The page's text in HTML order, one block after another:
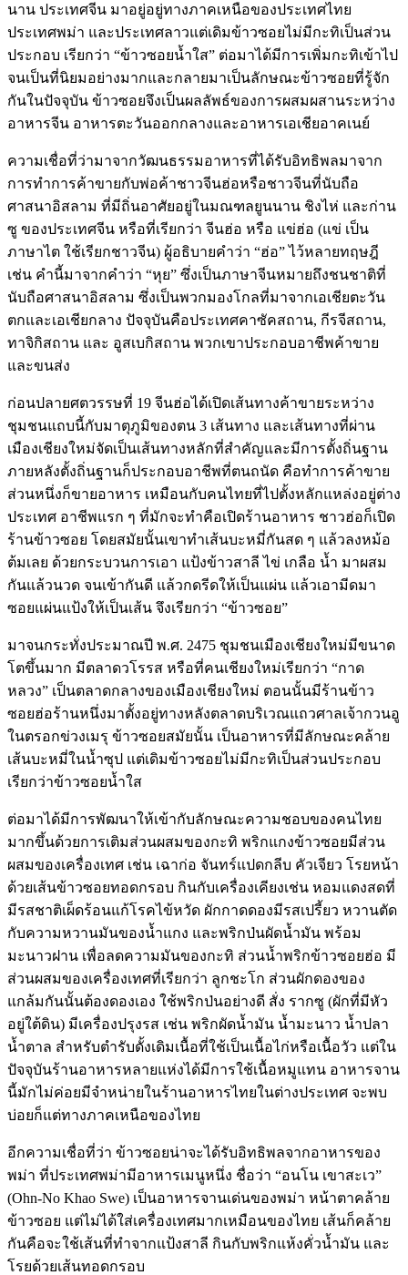
นาน ประเทศจีน มาอยู่อยู่ทางภาคเหนือของประเทศไทย
ประเทศพม่า และประเทศลาวแต่เดิมข้าวซอยไม่มีกะทิเป็นส่วน
ประกอบ เรียกว่า “ข้าวซอยน้ำใส” ต่อมาได้มีการเพิ่มกะทิเข้าไป
จนเป็นที่นิยมอย่างมากและกลายมาเป็นลักษณะข้าวซอยที่รู้จัก
กันในปัจจุบัน ข้าวซอยจึงเป็นผลลัพธ์ของการผสมผสานระหว่าง
อาหารจีน อาหารตะวันออกกลางและอาหารเอเชียอาคเนย์
ความเชื่อที่ว่ามาจากวัฒนธรรมอาหารที่ได้รับอิทธิพลมาจาก
การทำการค้าขายกับพ่อค้าชาวจีนฮ่อหรือชาวจีนที่นับถือ
ศาสนาอิสลาม ที่มีถิ่นอาศัยอยู่ในมณฑลยูนนาน ชิงไห่ และก่าน
ซู ของประเทศจีน หรือที่เรียกว่า จีนฮ่อ หรือ แข่ฮ่อ (แข่ เป็น
ภาษาไต ใช้เรียกชาวจีน) ผู้อธิบายคำว่า “ฮ่อ” ไว้หลายทฤษฎี
เช่น คำนี้มาจากคำว่า “หุย” ซึ่งเป็นภาษาจีนหมายถึงชนชาติที่
นับถือศาสนาอิสลาม ซึ่งเป็นพวกมองโกลที่มาจากเอเชียตะวัน
ตกและเอเชียกลาง ปัจจุบันคือประเทศคาซัคสถาน, กีรจีสถาน,
ทาจิกิสถาน และ อูสเบกิสถาน พวกเขาประกอบอาชีพค้าขาย
และขนส่ง
ก่อนปลายศตวรรษที่ 19 จีนฮ่อได้เปิดเส้นทางค้าขายระหว่าง
ชุมชนแถบนี้กับมาตุภูมิของตน 3 เส้นทาง และเส้นทางที่ผ่าน
เมืองเชียงใหม่จัดเป็นเส้นทางหลักที่สำคัญและมีการตั้งถิ่นฐาน
ภายหลังตั้งถิ่นฐานก็ประกอบอาชีพที่ตนถนัด คือทำการค้าขาย
ส่วนหนึ่งก็ขายอาหาร เหมือนกับคนไทยที่ไปตั้งหลักแหล่งอยู่ต่าง
ประเทศ อาชีพแรก ๆ ที่มักจะทำคือเปิดร้านอาหาร ชาวฮ่อก็เปิด
ร้านข้าวซอย โดยสมัยนั้นเขาทำเส้นบะหมี่กันสด ๆ แล้วลงหม้อ
ต้มเลย ด้วยกระบวนการเอา แป้งข้าวสาลี ไข่ เกลือ น้ำ มาผสม
กันแล้วนวด จนเข้ากันดี แล้วกดรีดให้เป็นแผ่น แล้วเอามีดมา
ซอยแผ่นแป้งให้เป็นเส้น จึงเรียกว่า “ข้าวซอย”
มาจนกระทั่งประมาณปี พ.ศ. 2475 ชุมชนเมืองเชียงใหม่มีขนาด
โตขึ้นมาก มีตลาดวโรรส หรือที่คนเชียงใหม่เรียกว่า “กาด
หลวง” เป็นตลาดกลางของเมืองเชียงใหม่ ตอนนั้นมีร้านข้าว
ซอยฮ่อร้านหนึ่งมาตั้งอยู่ทางหลังตลาดบริเวณแถวศาลเจ้ากวนอู
ในตรอกข่วงเมรุ ข้าวซอยสมัยนั้น เป็นอาหารที่มีลักษณะคล้าย
เส้นบะหมี่ในน้ำซุป แต่เดิมข้าวซอยไม่มีกะทิเป็นส่วนประกอบ
เรียกว่าข้าวซอยน้ำใส
ต่อมาได้มีการพัฒนาให้เข้ากับลักษณะความชอบของคนไทย
มากขึ้นด้วยการเติมส่วนผสมของกะทิ พริกแกงข้าวซอยมีส่วน
ผสมของเครื่องเทศ เช่น เฉาก่อ จันทร์แปดกลีบ คัวเจียว โรยหน้า
ด้วยเส้นข้าวซอยทอดกรอบ กินกับเครื่องเคียงเช่น หอมแดงสดที่
มีรสชาติเผ็ดร้อนแก้โรคไข้หวัด ผักกาดดองมีรสเปรี้ยว หวานตัด
กับความหวานมันของน้ำแกง และพริกป่นผัดน้ำมัน พร้อม
มะนาวฝาน เพื่อลดความมันของกะทิ ส่วนน้ำพริกข้าวซอยฮ่อ มี
ส่วนผสมของเครื่องเทศที่เรียกว่า ลูกชะโก ส่วนผักดองของ
แกล้มกันนั้นต้องดองเอง ใช้พริกป่นอย่างดี สั่ง รากซู (ผักที่มีหัว
อยู่ใต้ดิน) มีเครื่องปรุงรส เช่น พริกผัดน้ำมัน น้ำมะนาว น้ำปลา
น้ำตาล สำหรับตำรับดั้งเดิมเนื้อที่ใช้เป็นเนื้อไก่หรือเนื้อวัว แต่ใน
ปัจจุบันร้านอาหารหลายแห่งได้มีการใช้เนื้อหมูแทน อาหารจาน
นี้มักไม่ค่อยมีจำหน่ายในร้านอาหารไทยในต่างประเทศ จะพบ
บ่อยก็แต่ทางภาคเหนือของไทย
อีกความเชื่อที่ว่า ข้าวซอยน่าจะได้รับอิทธิพลจากอาหารของ
พม่า ที่ประเทศพม่ามีอาหารเมนูหนึ่ง ชื่อว่า “อนโน เขาสะเว”
(Ohn-No Khao Swe) เป็นอาหารจานเด่นของพม่า หน้าตาคล้าย
ข้าวซอย แต่ไม่ได้ใส่เครื่องเทศมากเหมือนของไทย เส้นก็คล้าย
กันคือจะใช้เส้นที่ทำจากแป้งสาลี กินกับพริกแห้งคั่วน้ำมัน และ
โรยด้วยเส้นทอดกรอบ